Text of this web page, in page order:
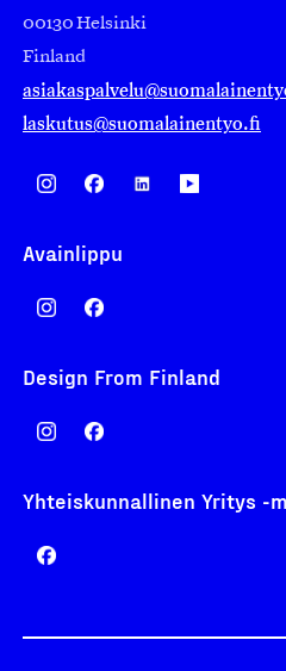
00130 Helsinki
Finland
laskutus@suomalainentyo.fi
Avainlippu
Design From Finland
Yhteiskunnallinen Yritys -